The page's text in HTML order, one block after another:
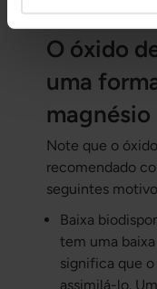
O óxido
uma
magnésio
Note que o
recomendado
seguintes
Baixa
tem uma
significa que
assimilá-lo.